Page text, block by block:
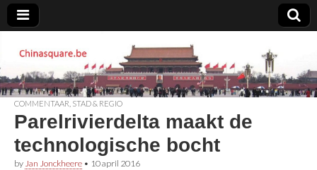
Chinasquare.be
COMMENTAAR STAD & REGIO
Parelrivierdelta maakt de
technologische bocht
by Jan Jonckheere • 10 april 2016